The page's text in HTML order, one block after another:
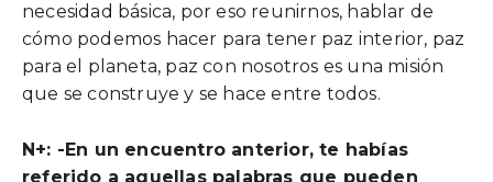
necesidad básica, por eso reunirnos, hablar de
cómo podemos hacer para tener paz interior, paz
para el planeta, paz con nosotros es una misión
que se construye y se hace entre todos.
N+: -En un encuentro anterior, te habías
referido a aquellas palabras que pueden